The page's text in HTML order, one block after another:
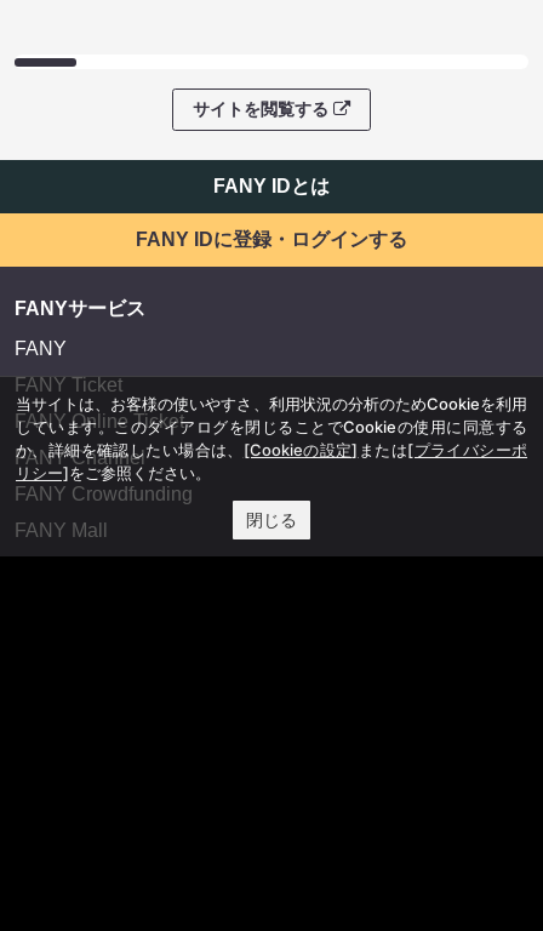
サイトを閲覧する
FANY IDとは
FANY IDに登録・ログインする
FANYサービス
FANY
FANY Ticket
FANY Online Ticket
FANY Channel
FANY Crowdfunding
FANY Mall
当サイトは、お客様の使いやすさ、利用状況の分析のためCookieを利用
しています。このダイアログを閉じることでCookieの使用に同意する
か、詳細を確認したい場合は、 [Cookieの設定] または[プライバシーポ
リシー]をご参照ください。
閉じる